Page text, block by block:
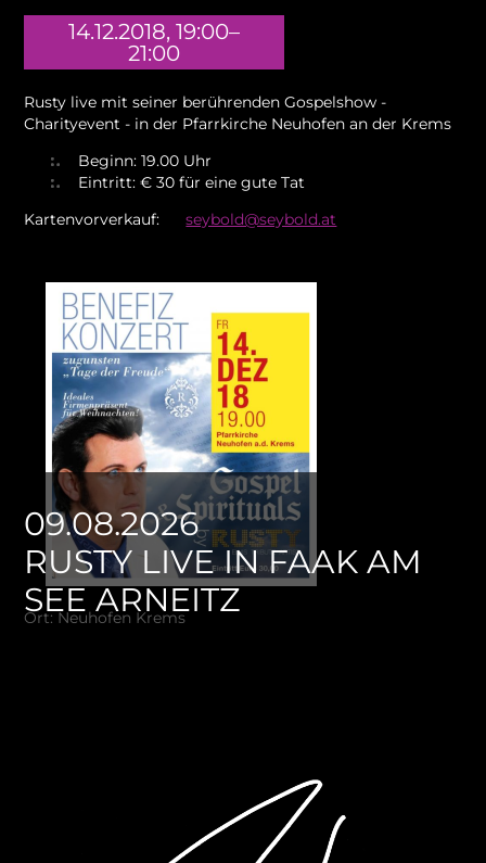
09.08.2026
RUSTY LIVE IN FAAK AM
SEE ARNEITZ
14.12.2018, 19:00–
21:00
Rusty live mit seiner berührenden Gospelshow -
Charityevent - in der Pfarrkirche Neuhofen an der Krems
Beginn: 19.00 Uhr
Eintritt: € 30 für eine gute Tat
Kartenvorverkauf:
seybold@seybold.at
Ort: Neuhofen Krems